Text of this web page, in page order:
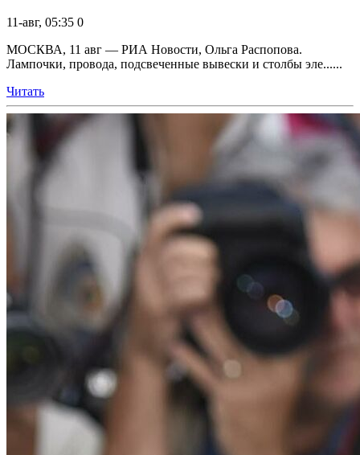
11-авг, 05:35 0
МОСКВА, 11 авг — РИА Новости, Ольга Распопова.
Лампочки, провода, подсвеченные вывески и столбы эле......
Читать